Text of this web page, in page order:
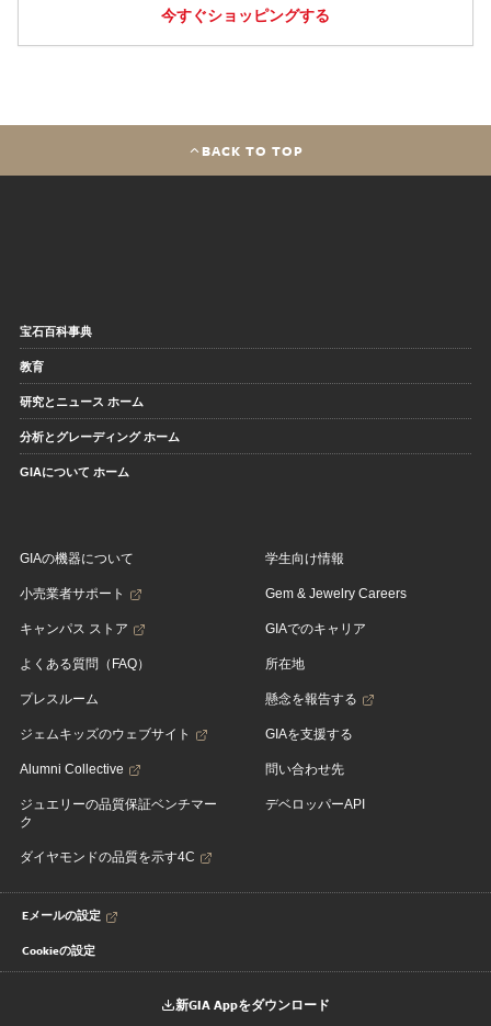
今すぐショッピングする
BACK TO TOP
宝石百科事典
教育
研究とニュース ホーム
分析とグレーディング ホーム
GIAについて ホーム
GIAの機器について
小売業者サポート
キャンパス ストア
よくある質問（FAQ）
プレスルーム
ジェムキッズのウェブサイト
Alumni Collective
ジュエリーの品質保証ベンチマー
ク
ダイヤモンドの品質を示す4C
学生向け情報
Gem & Jewelry Careers
GIAでのキャリア
所在地
懸念を報告する
GIAを支援する
問い合わせ先
デベロッパーAPI
Eメールの設定
Cookieの設定
新GIA Appをダウンロード